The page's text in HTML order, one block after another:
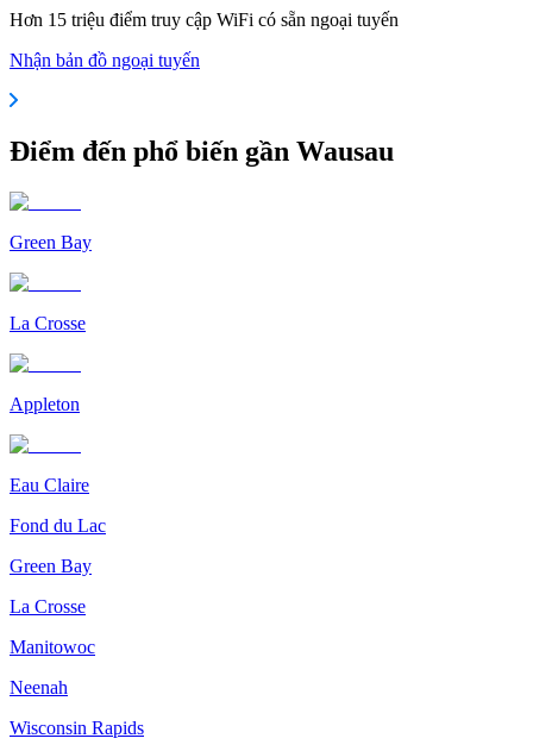
Hơn 15 triệu điểm truy cập WiFi có sẵn ngoại tuyến
Nhận bản đồ ngoại tuyến
Điểm đến phổ biến gần Wausau
Green Bay
La Crosse
Appleton
Eau Claire
Fond du Lac
Green Bay
La Crosse
Manitowoc
Neenah
Wisconsin Rapids